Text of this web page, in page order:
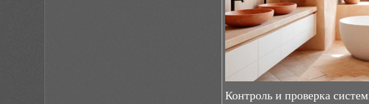
Контроль и проверка